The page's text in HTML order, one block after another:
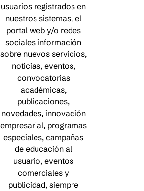
usuarios registrados en
nuestros sistemas, el
portal web y/o redes
sociales información
sobre nuevos servicios,
noticias, eventos,
convocatorias
académicas,
publicaciones,
novedades, innovación
empresarial, programas
especiales, campañas
de educación al
usuario, eventos
comerciales y
publicidad, siempre